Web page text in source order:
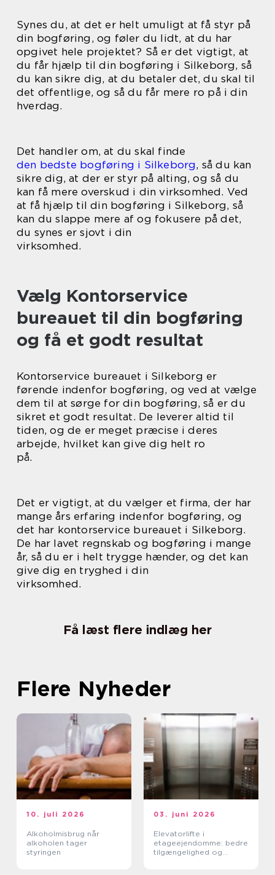
Synes du, at det er helt umuligt at få styr på
din bogføring, og føler du lidt, at du har
opgivet hele projektet? Så er det vigtigt, at
du får hjælp til din bogføring i Silkeborg, så
du kan sikre dig, at du betaler det, du skal til
det offentlige, og så du får mere ro på i din
hverdag.
Det handler om, at du skal finde
den bedste bogføring i Silkeborg, så du kan
sikre dig, at der er styr på alting, og så du
kan få mere overskud i din virksomhed. Ved
at få hjælp til din bogføring i Silkeborg, så
kan du slappe mere af og fokusere på det,
du synes er sjovt i din
virksomhed.
Vælg Kontorservice
bureauet til din bogføring
og få et godt resultat
Kontorservice bureauet i Silkeborg er
førende indenfor bogføring, og ved at vælge
dem til at sørge for din bogføring, så er du
sikret et godt resultat. De leverer altid til
tiden, og de er meget præcise i deres
arbejde, hvilket kan give dig helt ro
på.
Det er vigtigt, at du vælger et firma, der har
mange års erfaring indenfor bogføring, og
det har kontorservice bureauet i Silkeborg.
De har lavet regnskab og bogføring i mange
år, så du er i helt trygge hænder, og det kan
give dig en tryghed i din
virksomhed.
Få læst flere indlæg her
Flere Nyheder
10. juli 2026
Alkoholmisbrug når
alkoholen tager
styringen
03. juni 2026
Elevatorlifte i
etageejendomme: bedre
tilgængelighed og